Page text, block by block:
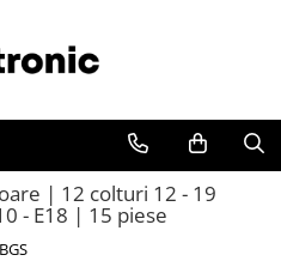
| 12 colturi 12 - 19
- E18 | 15 piese
BGS